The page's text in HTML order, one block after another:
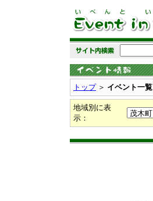
トップ＞ イベント一覧
地域別に表
示：